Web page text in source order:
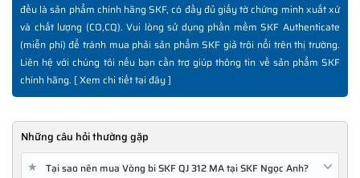
đều là sản phẩm chính hãng SKF, có đầy đủ giấy tờ chứng minh xuất xứ
và chất lượng (CO,CQ). Vui lòng sử dụng phần mềm SKF Authenticate
(miễn phí) để tránh mua phải sản phẩm SKF giả trôi nổi trên thị trường.
Liên hệ với chúng tôi nếu bạn cần trợ giúp thông tin về sản phẩm SKF
chính hãng. [Xem chi tiết tại đây]
Những câu hỏi thường gặp
★ Tại sao nên mua Vòng bi SKF QJ 312 MA tại SKF Ngọc Anh?